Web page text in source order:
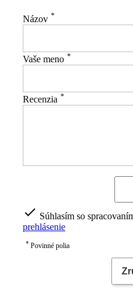
Názov *
Vaše meno *
Recenzia *
 Súhlasím so
prehlásenie
* Povinné polia